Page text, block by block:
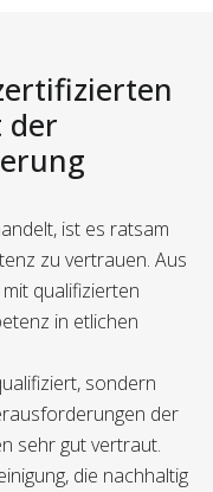
der
ist es ratsam
zu vertrauen. Aus
qualifizierten
in etlichen
sondern
der
sehr gut vertraut.
die nachhaltig